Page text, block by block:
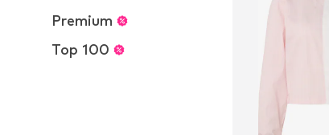
Premium
Top 100